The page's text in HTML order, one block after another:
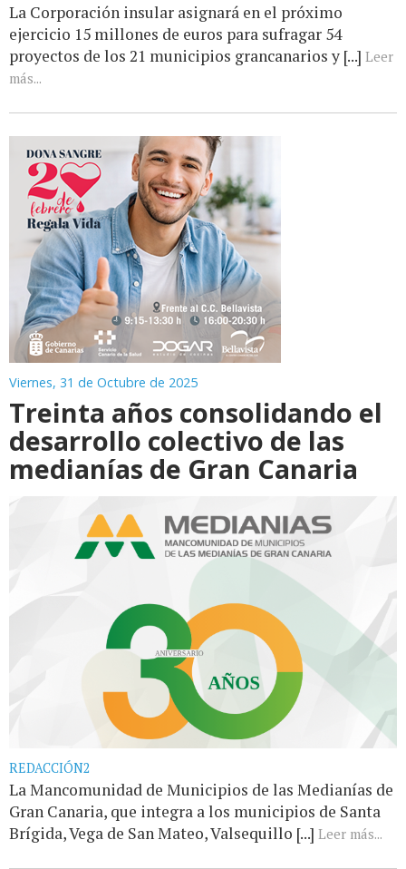
La Corporación insular asignará en el próximo
ejercicio 15 millones de euros para sufragar 54
proyectos de los 21 municipios grancanarios y [...] Leer
más...
Viernes, 31 de Octubre de 2025
Treinta años consolidando el
desarrollo colectivo de las
medianías de Gran Canaria
REDACCIÓN2
La Mancomunidad de Municipios de las Medianías de
Gran Canaria, que integra a los municipios de Santa
Brígida, Vega de San Mateo, Valsequillo [...] Leer más...